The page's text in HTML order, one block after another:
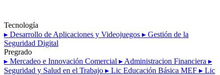
Tecnología
▸ Desarrollo de Aplicaciones y Videojuegos ▸ Gestión de la
Seguridad Digital
Pregrado
▸ Mercadeo e Innovación Comercial ▸ Administracion Financiera ▸
Seguridad y Salud en el Trabajo ▸ Lic Educación Básica MEF ▸ Lic